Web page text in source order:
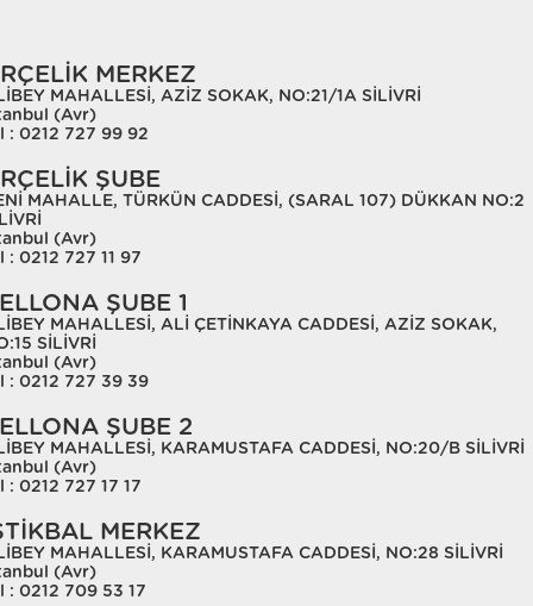
MERKEZ
MAHALLESİ, AZİZ SOKAK, NO:21/1A SİLİVRİ
(Avr)
: 0212 727 99 92
ŞUBE
MAHALLE, TÜRKÜN CADDESİ, (SARAL 107) DÜKKAN NO:2
(Avr)
: 0212 727 11 97
ŞUBE 1
MAHALLESİ, ALİ ÇETİNKAYA CADDESİ, AZİZ SOKAK,
SİLİVRİ
(Avr)
: 0212 727 39 39
ŞUBE 2
MAHALLESİ, KARAMUSTAFA CADDESİ, NO:20/B SİLİVRİ
(Avr)
: 0212 727 17 17
MERKEZ
MAHALLESİ, KARAMUSTAFA CADDESİ, NO:28 SİLİVRİ
(Avr)
: 0212 709 53 17